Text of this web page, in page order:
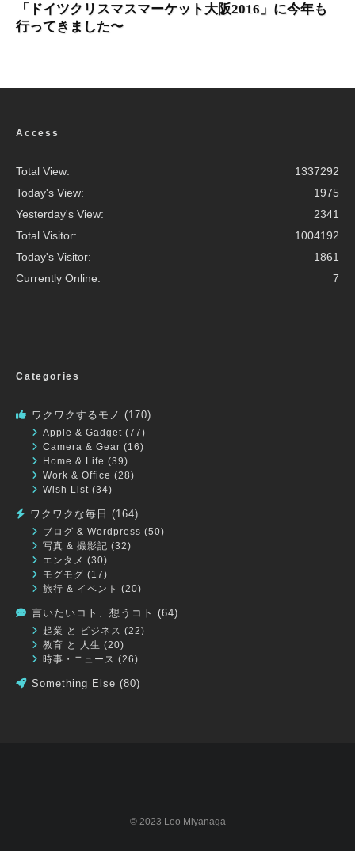
「ドイツクリスマスマーケット大阪2016」に今年も
行ってきました〜
Access
1337292
Total View:
1975
Today's View:
2341
Yesterday's View:
1004192
Total Visitor:
1861
Today's Visitor:
7
Currently Online:
Categories
ワクワクするモノ (170)
Apple & Gadget (77)
Camera & Gear (16)
Home & Life (39)
Work & Office (28)
Wish List (34)
ワクワクな毎日 (164)
ブログ & Wordpress (50)
写真 & 撮影記 (32)
エンタメ (30)
モグモグ (17)
旅行 & イベント
(20)
言いたいコト、想うコト (64)
起業 と ビジネス
(22)
教育 と 人生 (20)
時事・ニュース
(26)
Something Else (80)
© 2023 Leo Miyanaga